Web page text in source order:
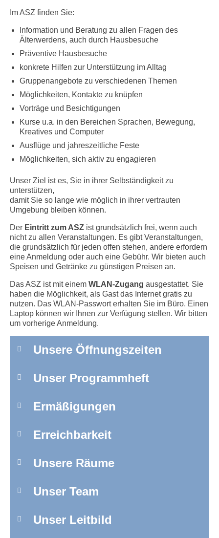
Im ASZ finden Sie:
Information und Beratung zu allen Fragen des
Älterwerdens, auch durch Hausbesuche
Präventive Hausbesuche
konkrete Hilfen zur Unterstützung im Alltag
Gruppenangebote zu verschiedenen Themen
Möglichkeiten, Kontakte zu knüpfen
Vorträge und Besichtigungen
Kurse u.a. in den Bereichen Sprachen, Bewegung,
Kreatives und Computer
Ausflüge und jahreszeitliche Feste
Möglichkeiten, sich aktiv zu engagieren
Unser Ziel ist es, Sie in ihrer Selbständigkeit zu
unterstützen,
damit Sie so lange wie möglich in ihrer vertrauten
Umgebung bleiben können.
Der Eintritt zum ASZ ist grundsätzlich frei, wenn auch
nicht zu allen Veranstaltungen. Es gibt Veranstaltungen,
die grundsätzlich für jeden offen stehen, andere erfordern
eine Anmeldung oder auch eine Gebühr. Wir bieten auch
Speisen und Getränke zu günstigen Preisen an.
Das ASZ ist mit einem WLAN-Zugang ausgestattet. Sie
haben die Möglichkeit, als Gast das Internet gratis zu
nutzen. Das WLAN-Passwort erhalten Sie im Büro. Einen
Laptop können wir Ihnen zur Verfügung stellen. Wir bitten
um vorherige Anmeldung.
Unsere Öffnungszeiten
Unser Programmheft
Ermäßigungen
Erreichbarkeit
Unsere Räume
Unser Team
Unser Leitbild